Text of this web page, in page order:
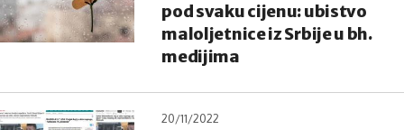
pod svaku cijenu: ubistvo
maloljetnice iz Srbije u bh.
medijima
20/11/2022